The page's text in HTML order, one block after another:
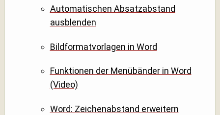
Automatischen Absatzabstand
ausblenden
Bildformatvorlagen in Word
Funktionen der Menübänder in Word
(Video)
Word: Zeichenabstand erweitern